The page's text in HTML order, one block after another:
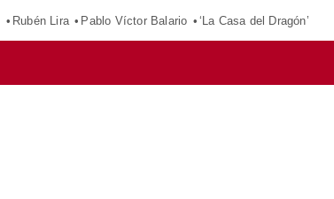
Rubén Lira Pablo Víctor Balario ‘La Casa del Dragón’